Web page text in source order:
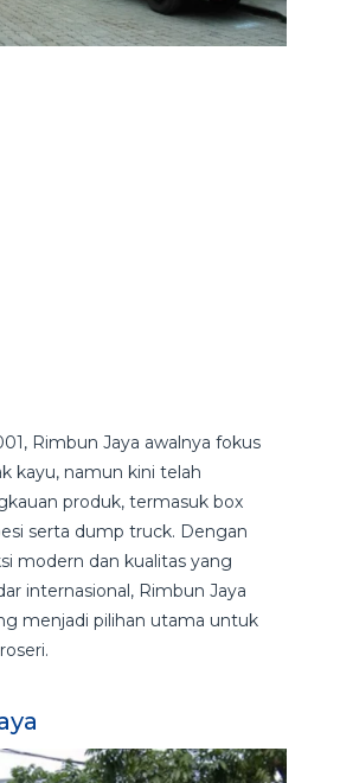
Rimbun Jaya awalnya fokus
kayu, namun kini telah
produk, termasuk box
serta dump truck. Dengan
modern dan kualitas yang
internasional, Rimbun Jaya
menjadi pilihan utama untuk